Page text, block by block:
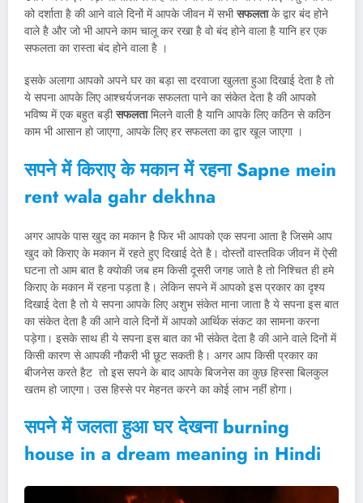
को दर्शाता है की आने वाले दिनों में आपके जीवन में सभीसफलताके द्वार बंद होने
वाले है और जो भी आपने काम चालू कर रखा है वो बंद होने वाला है यानि हर एक
सफलता का रास्ता बंद होने वाला है ।
इसके अलागा आपको अपने घर का बड़ा सा दरवाजा खुलता हुआ दिखाई देता है तो
ये सपना आपके लिए आश्चर्यजनक सफलता पाने का संकेत देता है की आपको
भविष्य में एक बहुत बड़ीसफलतामिलने वाली है यानि आपके लिए कठिन से कठिन
काम भी आसान हो जाएगा, आपके लिए हर सफलता का द्वार खूल जाएगा ।
सपने में किराए के मकान में रहना Sapne mein
rent wala gahr dekhna
अगर आपके पास खुद का मकान है फिर भी आपको एक सपना आता है जिसमे आप
खुद को किराए के मकान में रहते हुए दिखाई देते है। दोस्तों वास्तविक जीवन में ऐसी
घटना तो आम बात है क्योकी जब हम किसी दूसरी जगह जाते है तो निश्चित ही हमे
किराए के मकान में रहना पड़ता है। लेकिन सपने में आपको इस प्रकार का दृश्य
दिखाई देता है तो ये सपना आपके लिए अशुभ संकेत माना जाता है ये सपना इस बात
का संकेत देता है की आने वाले दिनों में आपको आर्थिक संकट का सामना करना
पड़ेगा। इसके साथ ही ये सपना इस बात का भी संकेत देता है की आने वाले दिनों में
किसी कारण से आपकी नौकरी भी छूट सकती है। अगर आप किसी प्रकार का
बीजनेस करते हैट तो इस सपने के बाद आपके बिजनेस का कुछ हिस्सा बिलकुल
खतम हो जाएगा। उस हिस्से पर मेहनत करने का कोई लाभ नहीं होगा।
सपने में जलता हुआ घर देखना burning
house in a dream meaning in Hindi